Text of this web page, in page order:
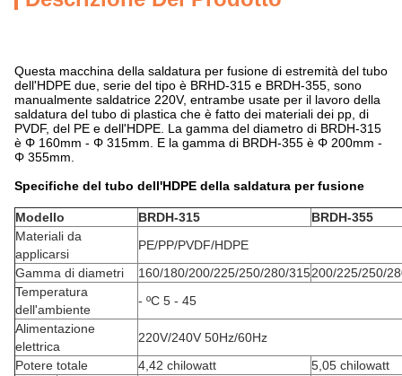
Questa macchina della saldatura per fusione di estremità del tubo
dell'HDPE due, serie del tipo è BRHD-315 e BRDH-355, sono
manualmente saldatrice 220V, entrambe usate per il lavoro della
saldatura del tubo di plastica che è fatto dei materiali dei pp, di
PVDF, del PE e dell'HDPE. La gamma del diametro di BRDH-315
è Φ 160mm - Φ 315mm. E la gamma di BRDH-355 è Φ 200mm -
Φ 355mm.
Specifiche del tubo dell'HDPE della saldatura per fusione
Modello BRDH-315
BRDH-355
Materiali da
applicarsi
PE/PP/PVDF/HDPE
Gamma di diametri
160/180/200/225/250/280/315200/225/250/
Temperatura
dell'ambiente
- ºC 5 - 45
Alimentazione
elettrica
220V/240V 50Hz/60Hz
Potere totale
4,42 chilowatt 5,05 chilowatt